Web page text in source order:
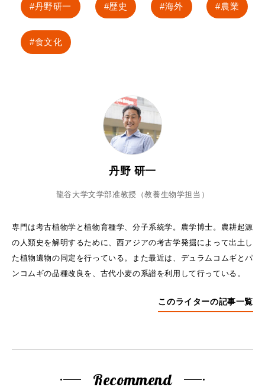
丹野研一 歴史 海外 農業
食文化
丹野 研一
龍谷大学文学部准教授（教養生物学担当）
専門は考古植物学と植物育種学、分子系統学。農学博士。農耕起源
の人類史を解明するために、西アジアの考古学発掘によって出土し
た植物遺物の同定を行っている。また最近は、デュラムコムギとパ
ンコムギの品種改良を、古代小麦の系譜を利用して行っている。
このライターの記事一覧
Recommend